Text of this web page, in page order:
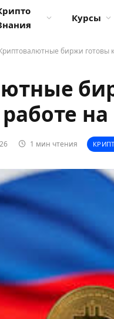
Курсы
биржи готовы
1 мин чтения